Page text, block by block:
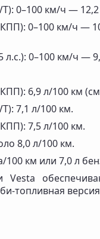
0–100 км/ч —
0–100 км/ч —
л.с.): 0–100 км/ч —
6,9 л/100 км
7,1 л/100 км.
7,5 л/100 км.
8,0 л/100 км.
100 км или 7,0 л
Vesta
топливная